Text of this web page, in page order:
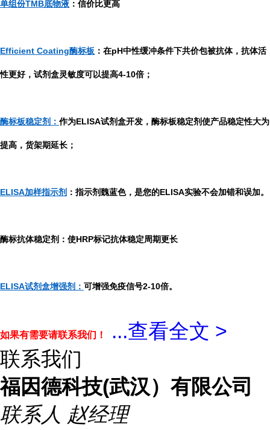
单组份TMB底物液 ：信价比更高
Efficient Coating酶标板 ：在pH中性缓冲条件下共价包被抗体，抗体活
性更好，试剂盒灵敏度可以提高4-10倍；
酶标板稳定剂： 作为ELISA试剂盒开发，酶标板稳定剂使产品稳定性大为
提高，货架期延长；
ELISA加样指示剂 ：指示剂魏蓝色，是您的ELISA实验不会加错和误加。
酶标抗体稳定剂：使HRP标记抗体稳定周期更长
ELISA试剂盒增强剂： 可增强免疫信号2-10倍。
如果有需要请联系我们！ ...查看全文 >
联系我们
福因德科技(武汉）有限公司
联系人 赵经理